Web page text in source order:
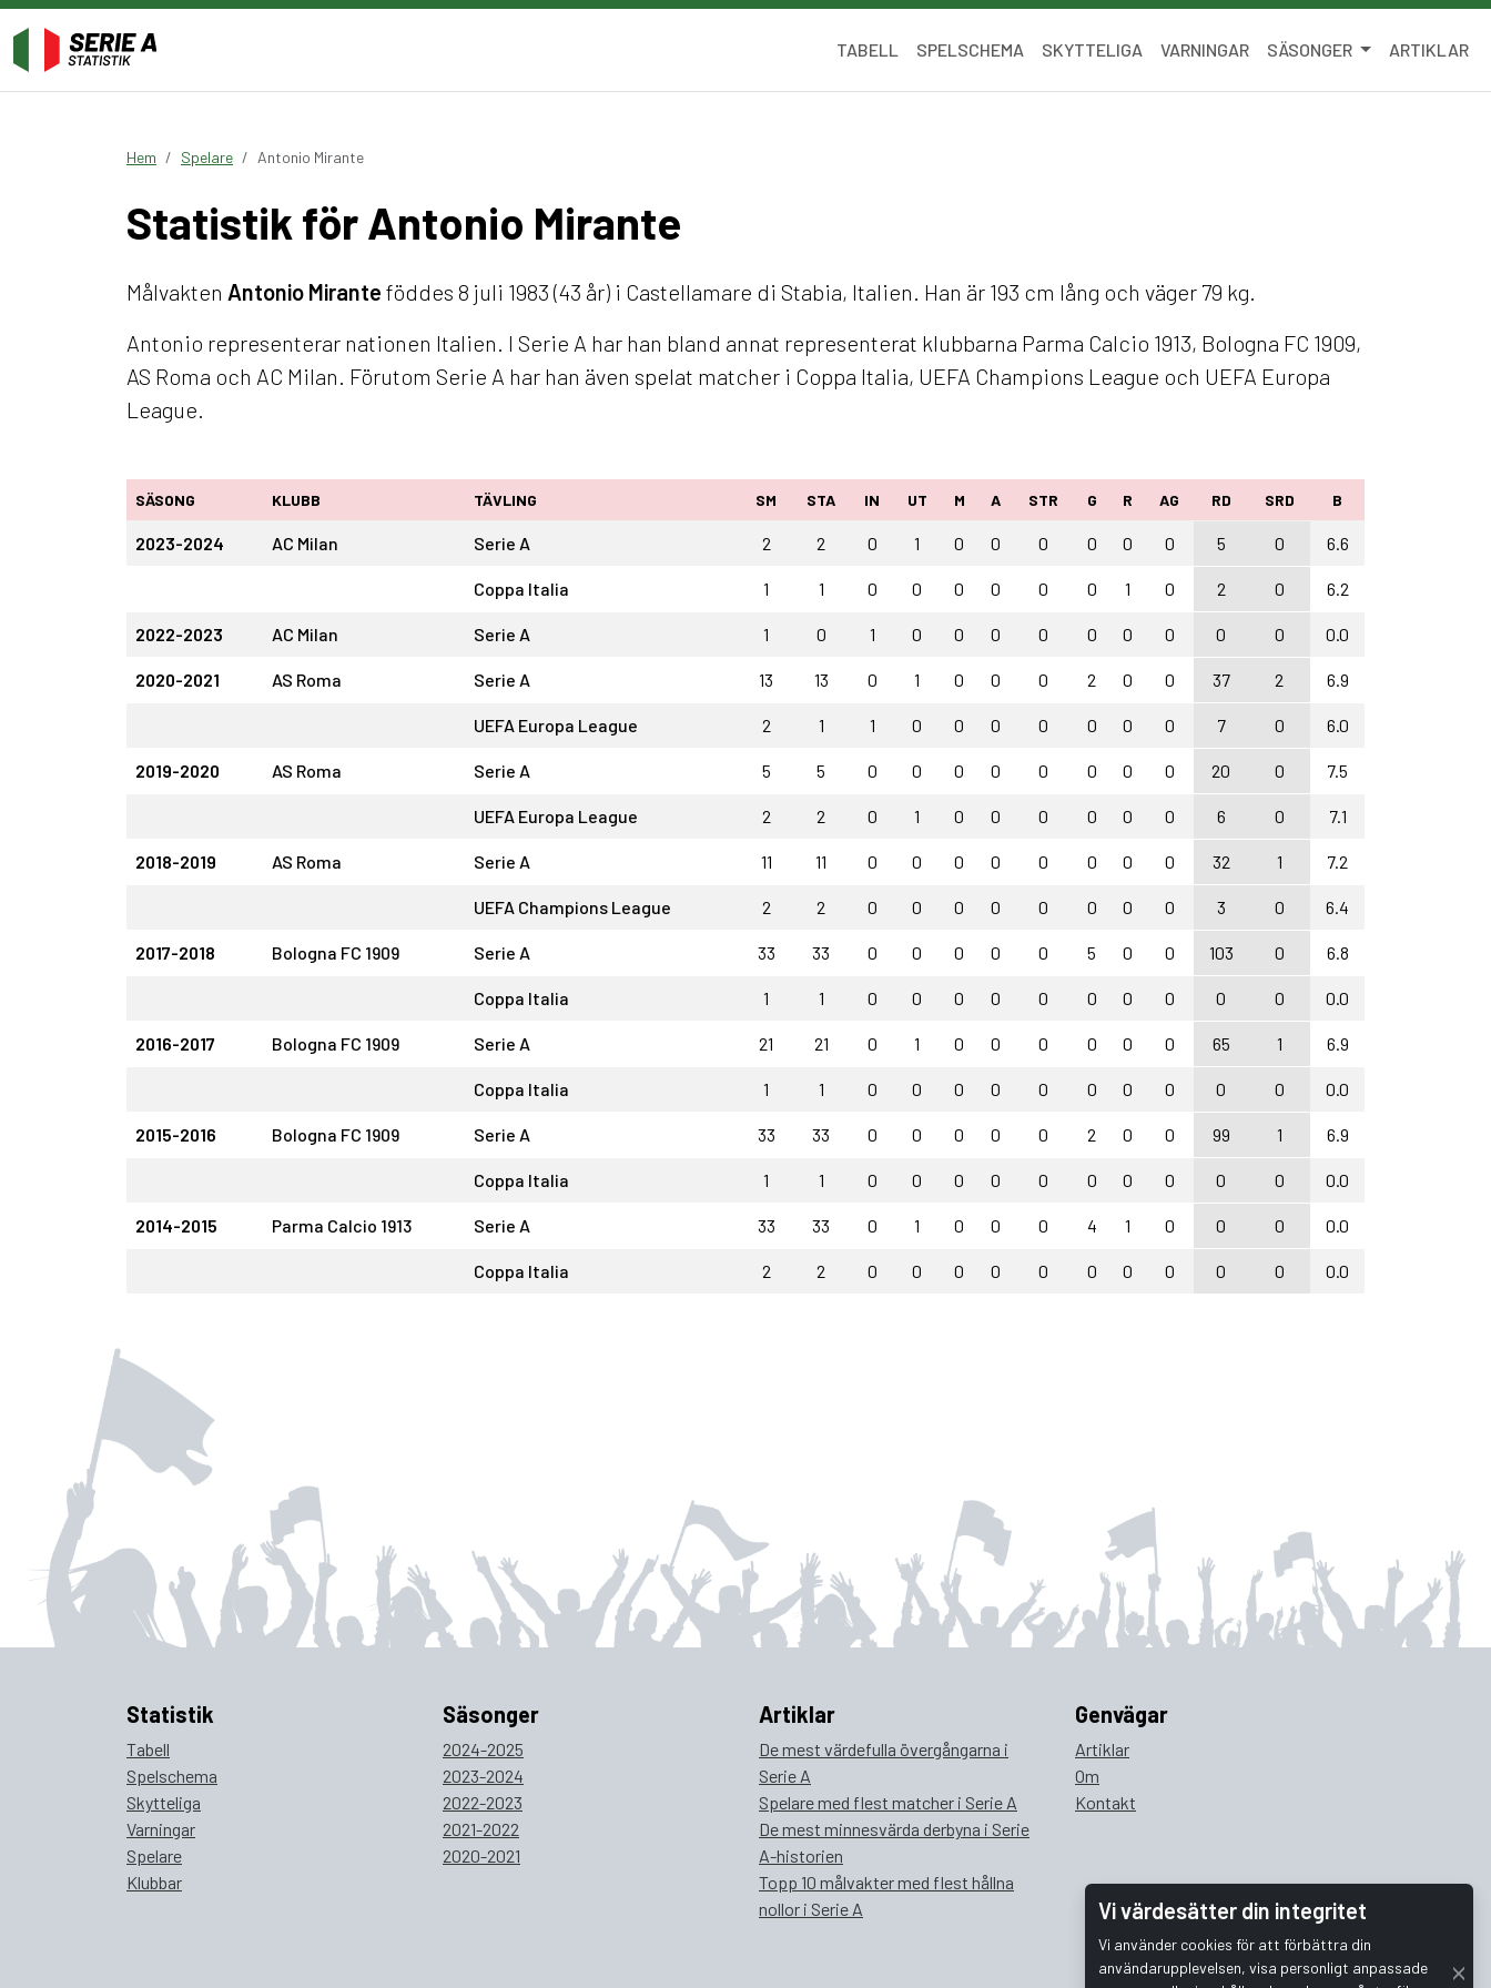
Vi värdesätter din integritet
Vi använder cookies för att förbättra din
användarupplevelsen, visa personligt anpassade
TABELL SPELSCHEMA SKYTTELIGA VARNINGAR SÄSONGER ARTIKLAR
Hem Spelare Antonio Mirante
Statistik för Antonio Mirante
Målvakten Antonio Mirante föddes 8 juli 1983 (43 år) i Castellamare di Stabia, Italien. Han är 193 cm lång och väger 79 kg.
Antonio representerar nationen Italien. I Serie A har han bland annat representerat klubbarna Parma Calcio 1913, Bologna FC 1909,
AS Roma och AC Milan. Förutom Serie A har han även spelat matcher i Coppa Italia, UEFA Champions League och UEFA Europa
League.
SÄSONG KLUBB TÄVLING SM STA IN UT M A STR G R AG RD SRD B
2023-2024 AC Milan Serie A 2 2 0 1 0 0 0 0 0 0 5 0 6.6
Coppa Italia 1 1 0 0 0 0 0 0 1 0 2 0 6.2
2022-2023 AC Milan Serie A 1 0 1 0 0 0 0 0 0 0 0 0 0.0
2020-2021 AS Roma Serie A 13 13 0 1 0 0 0 2 0 0 37 2 6.9
UEFA Europa League 2 1 1 0 0 0 0 0 0 0 7 0 6.0
2019-2020 AS Roma Serie A 5 5 0 0 0 0 0 0 0 0 20 0 7.5
UEFA Europa League 2 2 0 1 0 0 0 0 0 0 6 0 7.1
2018-2019 AS Roma Serie A 11 11 0 0 0 0 0 0 0 0 32 1 7.2
UEFA Champions League 2 2 0 0 0 0 0 0 0 0 3 0 6.4
2017-2018 Bologna FC 1909 Serie A 33 33 0 0 0 0 0 5 0 0 103 0 6.8
Coppa Italia 1 1 0 0 0 0 0 0 0 0 0 0 0.0
2016-2017 Bologna FC 1909 Serie A 21 21 0 1 0 0 0 0 0 0 65 1 6.9
Coppa Italia 1 1 0 0 0 0 0 0 0 0 0 0 0.0
2015-2016 Bologna FC 1909 Serie A 33 33 0 0 0 0 0 2 0 0 99 1 6.9
Coppa Italia 1 1 0 0 0 0 0 0 0 0 0 0 0.0
2014-2015 Parma Calcio 1913 Serie A 33 33 0 1 0 0 0 4 1 0 0 0 0.0
Coppa Italia 2 2 0 0 0 0 0 0 0 0 0 0 0.0
Statistik
Tabell
Spelschema
Skytteliga
Varningar
Spelare
Klubbar
Säsonger
2024-2025
2023-2024
2022-2023
2021-2022
2020-2021
Artiklar
De mest värdefulla övergångarna i
Serie A
Spelare med flest matcher i Serie A
De mest minnesvärda derbyna i Serie
A-historien
Topp 10 målvakter med flest hållna
nollor i Serie A
Genvägar
Artiklar
Om
Kontakt